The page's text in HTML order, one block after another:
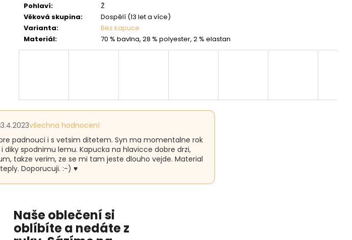
Pohlaví:
Ž
Věková skupina:
Dospělí (13 let a více)
Varianta:
Bez kapuce
Materiál: 70 % bavlna, 28 % polyester, 2 % elastan
3.4.2023všechna hodnocení
padnouci i s vetsim ditetem. Syn ma momentalne rok
spodnimu lemu. Kapucka na hlavicce dobre drzi,
takze verim, ze se mi tam jeste dlouho vejde. Material
Doporucuji. :-) ♥️
Naše oblečení si
oblíbíte a nedáte z